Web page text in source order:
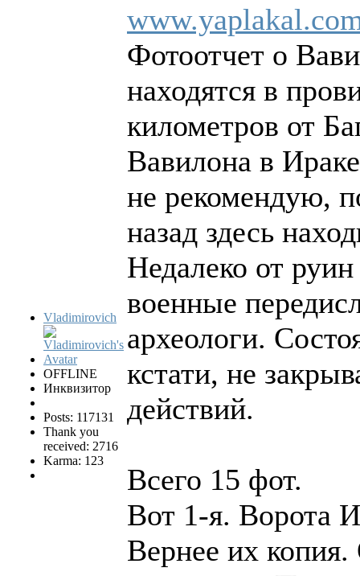
Vladimirovich
OFFLINE
Инквизитор
Posts: 117131
Thank you
received: 2716
Karma: 123
Фотоотчет о
находятся в
километров от
Вавилона в
не рекомендую,
назад здесь
Недалеко от
военные
археологи.
кстати, не
действий.
Всего 15 фот.
Вот 1-я. Ворота
Вернее их копия.